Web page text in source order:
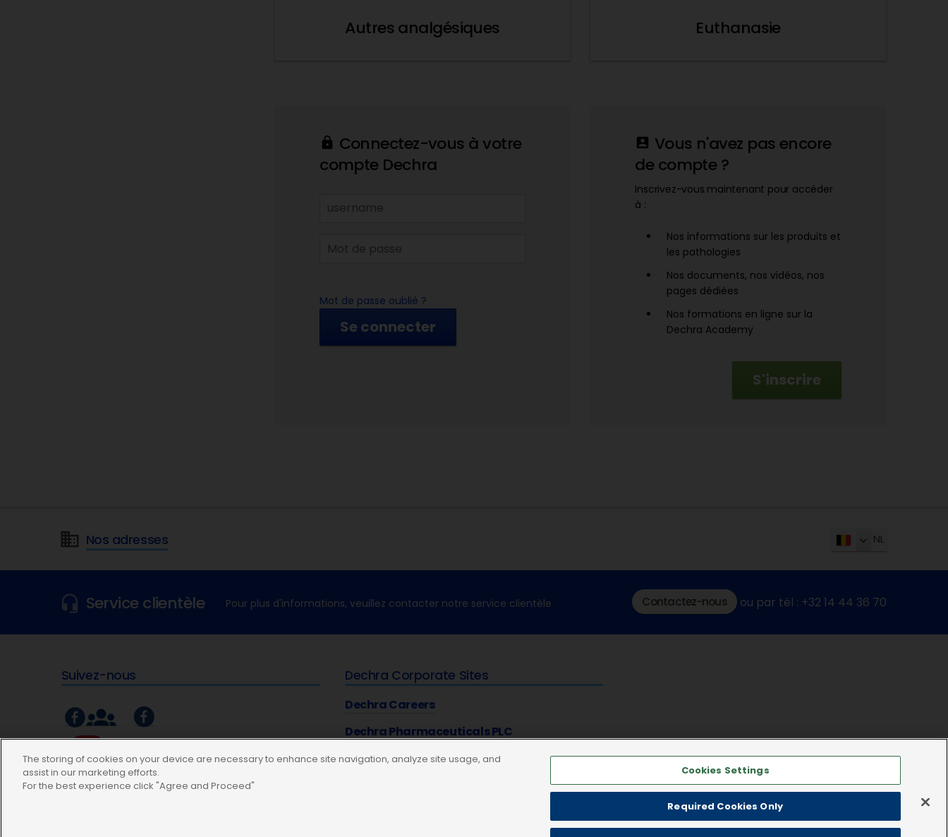
Autres analgésiques Euthanasie
lock Connectez-vous à votre
compte Dechra
Mot de passe oublié ?
Se connecter
account_box Vous n'avez pas encore
de compte ?
Inscrivez-vous maintenant pour accéder
à :
Nos informations sur les produits et
les pathologies
Nos documents, nos vidéos, nos
pages dédiées
Nos formations en ligne sur la
Dechra Academy
S'inscrire
Nos adresses NL
Service clientèle Pour plus d'informations, veuillez contacter notre service clientèle Contactez-nous ou par tél : +32 14 44 36 70
Suivez-nous Dechra Corporate Sites
Dechra Careers
Dechra Pharmaceuticals PLC
The storing of cookies on your device are necessary to enhance site navigation, analyze site usage, and
assist in our marketing efforts.
For the best experience click "Agree and Proceed"
Cookies Settings
Required Cookies Only